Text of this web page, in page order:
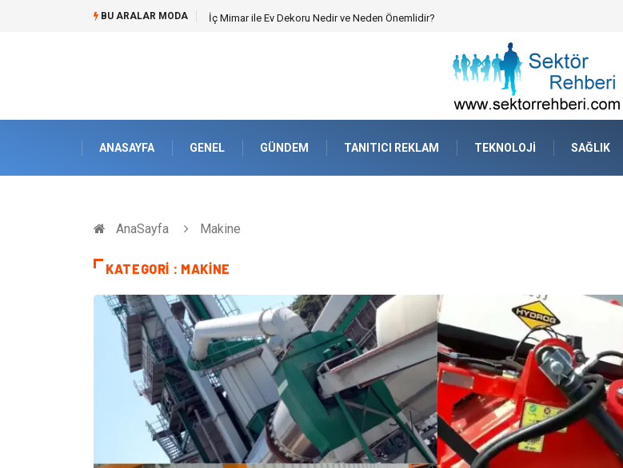
BU ARALAR MODA Kuveyt Nakliye Süreçlerinde Stratejik Planlama ve Operasyonel Güven
ANASAYFA GENEL GÜNDEM TANITICI REKLAM TEKNOLOJI SAĞLIK
AnaSayfa Makine
KATEGORI : MAKINE